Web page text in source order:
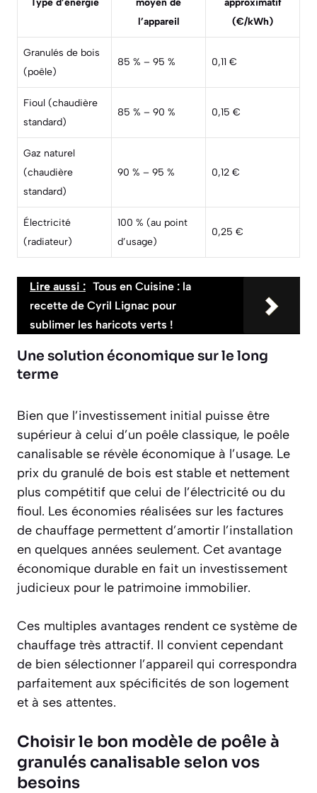
l’appareil
(€/kWh)
Granulés de bois
(poêle)
85 % – 95 % 0,11 €
Fioul (chaudière
standard)
85 % – 90 % 0,15 €
Gaz naturel
(chaudière
standard)
90 % – 95 % 0,12 €
Électricité
(radiateur)
100 % (au point
d’usage)
0,25 €
Lire aussi : Tous en Cuisine : la
recette de Cyril Lignac pour
sublimer les haricots verts !
Une solution économique sur le long
terme
Bien que l’investissement initial puisse être
supérieur à celui d’un poêle classique, le poêle
canalisable se révèle économique à l’usage. Le
prix du granulé de bois est stable et nettement
plus compétitif que celui de l’électricité ou du
fioul. Les économies réalisées sur les factures
de chauffage permettent d’amortir l’installation
en quelques années seulement. Cet avantage
économique durable en fait un investissement
judicieux pour le patrimoine immobilier.
Ces multiples avantages rendent ce système de
chauffage très attractif. Il convient cependant
de bien sélectionner l’appareil qui correspondra
parfaitement aux spécificités de son logement
et à ses attentes.
Choisir le bon modèle de poêle à
granulés canalisable selon vos
besoins